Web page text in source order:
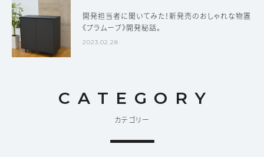
開発担当者に聞いてみた！新発売のおしゃれな物置
《プラムーブ》開発秘話。
2023.02.28
CATEGORY
カテゴリー